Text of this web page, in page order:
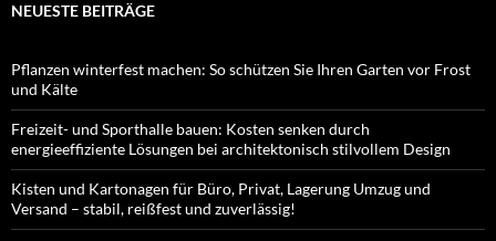
NEUESTE BEITRÄGE
Pflanzen winterfest machen: So schützen Sie Ihren Garten vor Frost
und Kälte
Freizeit- und Sporthalle bauen: Kosten senken durch
energieeffiziente Lösungen bei architektonisch stilvollem Design
Kisten und Kartonagen für Büro, Privat, Lagerung Umzug und
Versand – stabil, reißfest und zuverlässig!